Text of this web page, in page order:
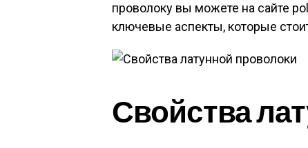
проволоку вы можете на сайте
ключевые аспекты, которые
Свойства